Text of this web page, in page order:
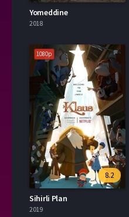
Yomeddine
2018
1080p
8.2
Sihirli Plan
2019